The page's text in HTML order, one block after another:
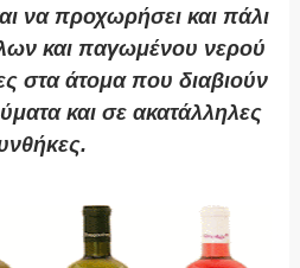
να προχωρήσει και πάλι
και παγωμένου νερού
στα άτομα που διαβιούν
και σε ακατάλληλες